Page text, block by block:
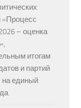
«Процесс
– оценка
итогам
и партий
на единый